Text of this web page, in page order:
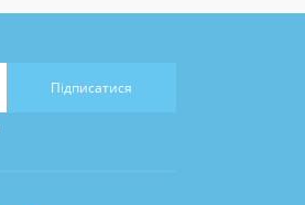
Підписатися